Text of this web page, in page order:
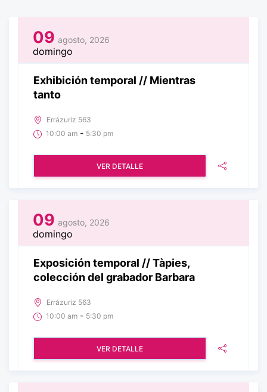
09 agosto, 2026
domingo
Exhibición temporal // Mientras
tanto
Errázuriz 563
10:00 am - 5:30 pm
VER DETALLE
09 agosto, 2026
domingo
Exposición temporal // Tàpies,
colección del grabador Barbara
Errázuriz 563
10:00 am - 5:30 pm
VER DETALLE